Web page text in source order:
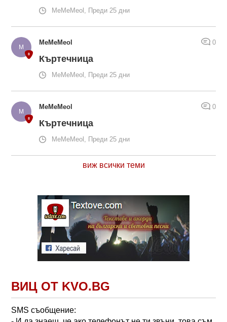
MeMeMeol, Преди 25 дни
MeMeMeol 0
Къртечница
MeMeMeol, Преди 25 дни
MeMeMeol 0
Къртечница
MeMeMeol, Преди 25 дни
виж всички теми
ВИЦ ОТ KVO.BG
SMS съобщение: